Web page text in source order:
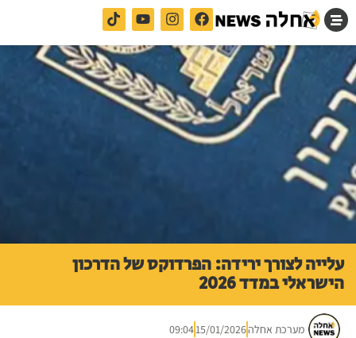
עלייה לצורך ירידה: הפרדוקס של הדרכון
הישראלי במדד 2026
מערכת אחלה15/01/2026
09:04